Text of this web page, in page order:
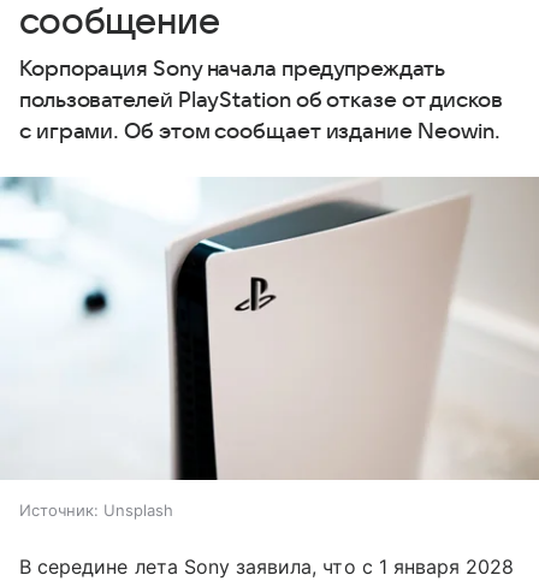
сообщение
Корпорация Sony начала предупреждать
пользователей PlayStation об отказе от дисков
с играми. Об этом сообщает издание Neowin.
Источник: Unsplash
В середине лета Sony заявила, что с 1 января 2028